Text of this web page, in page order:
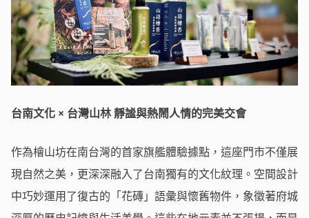
台南文化 × 台灣山林 靜謐與熱鬧人情的完美交會
作為檜山坊在南台灣的首家旗艦體驗據點，這座門市不僅展
現自然之美，更深深融入了台南獨有的文化紋理。空間設計
中巧妙運用了復古的「花磚」語彙與懷舊物件，象徵著府城